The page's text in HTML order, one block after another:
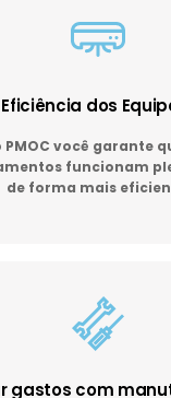
dos
PMOC você garante
funcionam
de forma mais
gastos com